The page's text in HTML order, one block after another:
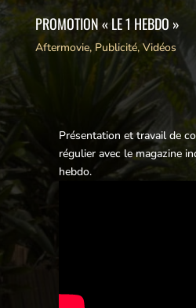
PROMOTION « LE 1 HEBDO »
Aftermovie, Publicité, Vidéos
Présentation et travail de
régulier avec le magazine
hebdo.